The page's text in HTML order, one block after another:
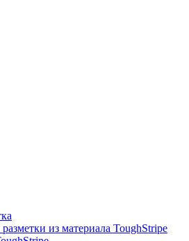
из материала ToughStripe